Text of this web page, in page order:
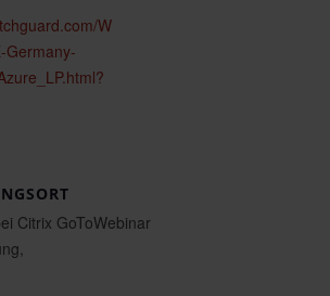
W
Germany-
Citrix GoToWebinar
,